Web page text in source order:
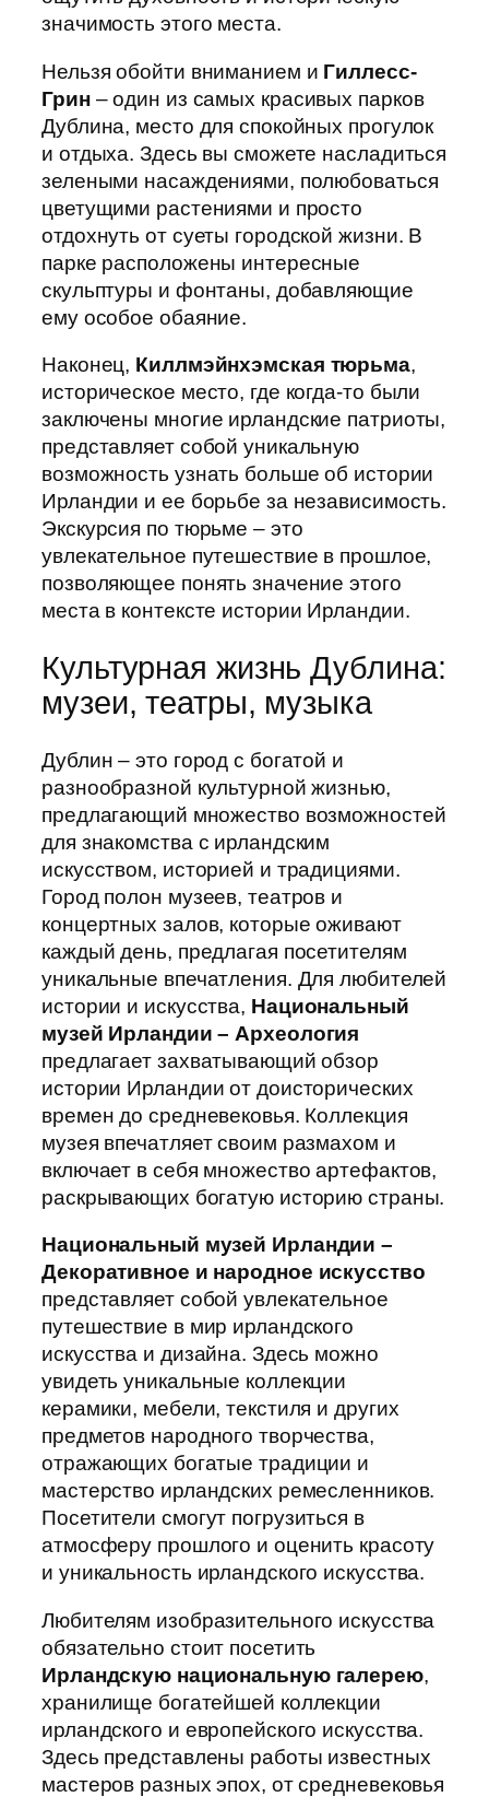
значимость этого места.
Нельзя обойти вниманием и Гиллесс-
Грин– один из самых красивых парков
Дублина, место для спокойных прогулок
и отдыха. Здесь вы сможете насладиться
зелеными насаждениями, полюбоваться
цветущими растениями и просто
отдохнуть от суеты городской жизни. В
парке расположены интересные
скульптуры и фонтаны, добавляющие
ему особое обаяние.
Наконец, Киллмэйнхэмская тюрьма,
историческое место, где когда-то были
заключены многие ирландские патриоты,
представляет собой уникальную
возможность узнать больше об истории
Ирландии и ее борьбе за независимость.
Экскурсия по тюрьме – это
увлекательное путешествие в прошлое,
позволяющее понять значение этого
места в контексте истории Ирландии.
Культурная жизнь Дублина:
музеи, театры, музыка
Дублин – это город с богатой и
разнообразной культурной жизнью,
предлагающий множество возможностей
для знакомства с ирландским
искусством, историей и традициями.
Город полон музеев, театров и
концертных залов, которые оживают
каждый день, предлагая посетителям
уникальные впечатления. Для любителей
истории и искусства, Национальный
музей Ирландии – Археология
предлагает захватывающий обзор
истории Ирландии от доисторических
времен до средневековья. Коллекция
музея впечатляет своим размахом и
включает в себя множество артефактов,
раскрывающих богатую историю страны.
Национальный музей Ирландии –
Декоративное и народное искусство
представляет собой увлекательное
путешествие в мир ирландского
искусства и дизайна. Здесь можно
увидеть уникальные коллекции
керамики, мебели, текстиля и других
предметов народного творчества,
отражающих богатые традиции и
мастерство ирландских ремесленников.
Посетители смогут погрузиться в
атмосферу прошлого и оценить красоту
и уникальность ирландского искусства.
Любителям изобразительного искусства
обязательно стоит посетить
Ирландскую национальную галерею,
хранилище богатейшей коллекции
ирландского и европейского искусства.
Здесь представлены работы известных
мастеров разных эпох, от средневековья